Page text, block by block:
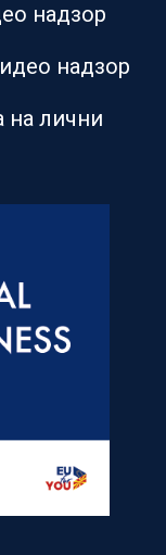
надзор
надзор
на лични